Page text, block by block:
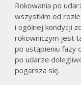
Rokowania po
wszystkim od
i ogólnej kondycji
rokowniczym jest
po ustąpieniu fazy
po udarze
pogarsza się.